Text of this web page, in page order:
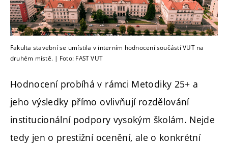
Fakulta stavební se umístila v interním hodnocení součástí VUT na
druhém místě. | Foto: FAST VUT
Hodnocení probíhá v rámci Metodiky 25+ a
jeho výsledky přímo ovlivňují rozdělování
institucionální podpory vysokým školám. Nejde
tedy jen o prestižní ocenění, ale o konkrétní